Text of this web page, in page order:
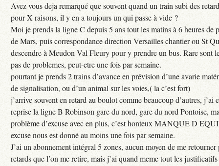
Avez vous deja remarqué que souvent quand un train subi des
pour X raisons, il y en a toujours un qui passe à vide ?
Moi je prends la ligne C depuis 5 ans tout les matins à 6 heures de
de Mars, puis correspondance direction Versailles chantier ou St
descendre à Meudon Val Fleury pour y prendre un bus. Rare sont
pas de problemes, peut-etre une fois par semaine.
pourtant je prends 2 trains d’avance en prévision d’une avarie
de signalisation, ou d’un animal sur les voies,( la c’est fort)
j’arrive souvent en retard au boulot comme beaucoup d’autres, j’ai
reprise la ligne B Robinson gare du nord, gare du nord Pontoise,
problème d’excuse avec en plus, c’est honteux MANQUE D
excuse nous est donné au moins une fois par semaine.
J’ai un abonnement intégral 5 zones, aucun moyen de me
retards que l’on me retire, mais j’ai quand meme tout les